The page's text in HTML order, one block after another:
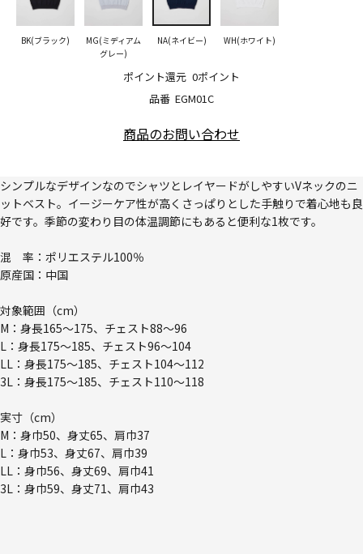
品番 EGM01C
ポイント還元 0ポイント
BK(ブラック)
MG(ミディアム
グレー)
NA(ネイビー) WH(ホワイト)
商品のお問い合わせ
シンプルなデザインなのでシャツとレイヤードがしやすいVネックのニ
ットベスト。イージーケア性が高くさっぱりとした手触りで着心地も良
好です。季節の変わり目の体温調節にもあると便利な1枚です。
混 率：ポリエステル100％
原産国：中国
対象範囲（cm）
M：身長165～175、チェスト88～96
L：身長175～185、チェスト96～104
LL：身長175～185、チェスト104～112
3L：身長175～185、チェスト110～118
実寸（cm）
M：身巾50、身丈65、肩巾37
L：身巾53、身丈67、肩巾39
LL：身巾56、身丈69、肩巾41
3L：身巾59、身丈71、肩巾43